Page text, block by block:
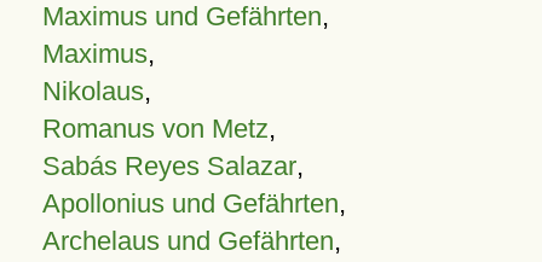
Maximus und Gefährten,
Maximus,
Nikolaus,
Romanus von Metz,
Sabás Reyes Salazar,
Apollonius und Gefährten,
Archelaus und Gefährten,